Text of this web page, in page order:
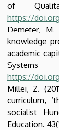
of
https://
Demeter, M.
knowledge
academic
https://
Millei, Z.
curriculum,
socialist
Education.